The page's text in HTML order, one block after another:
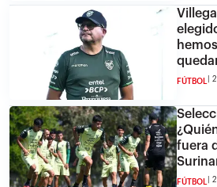
FÚTBOL
fuera
FÚTBOL